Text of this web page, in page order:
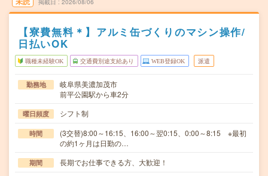
掲載日 2026/08/06
【寮費無料＊】アルミ缶づくりのマシン操作/
日払いOK
職種未経験OK 交通費別途支給あり WEB登録OK 派遣
勤務地
岐阜県美濃加茂市
前平公園駅から車2分
曜日頻度 シフト制
時間
(3交替)8:00～16:15、16:00～翌0:15、0:00～8:15 ※最初
の約1ヶ月は日勤の…
期間 長期でお仕事できる方、大歓迎！